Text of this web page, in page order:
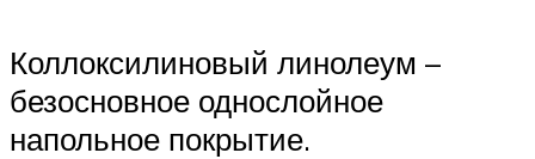
Коллоксилиновый линолеум –
безосновное однослойное
напольное покрытие.